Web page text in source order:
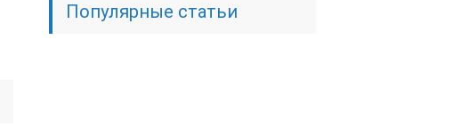
Популярные статьи